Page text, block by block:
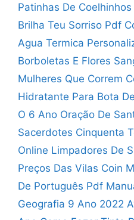
Patinhas De
Brilha Teu Sorriso Pdf
Agua Termica
Borboletas E Flores
Mulheres Que Correm
Hidratante Para Bota
O 6 Ano Oração De
Sacerdotes Cinquenta
Online Limpadores De
Preços Das Vilas Coin
De Português Pdf
Geografia 9 Ano 2022